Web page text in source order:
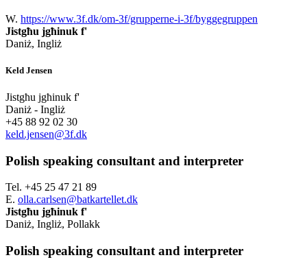
W. https://www.3f.dk/om-3f/grupperne-i-3f/byggegruppen
Jistgħu jgħinuk f'
Daniż, Ingliż
Keld Jensen
Jistgħu jgħinuk f'
Daniż - Ingliż
+45 88 92 02 30
keld.jensen@3f.dk
Polish speaking consultant and interpreter
Tel. +45 25 47 21 89
E. olla.carlsen@batkartellet.dk
Jistgħu jgħinuk f'
Daniż, Ingliż, Pollakk
Polish speaking consultant and interpreter